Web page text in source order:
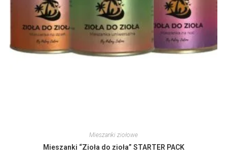
Mieszanki ziołowe
Mieszanki “Zioła do zioła” STARTER PACK